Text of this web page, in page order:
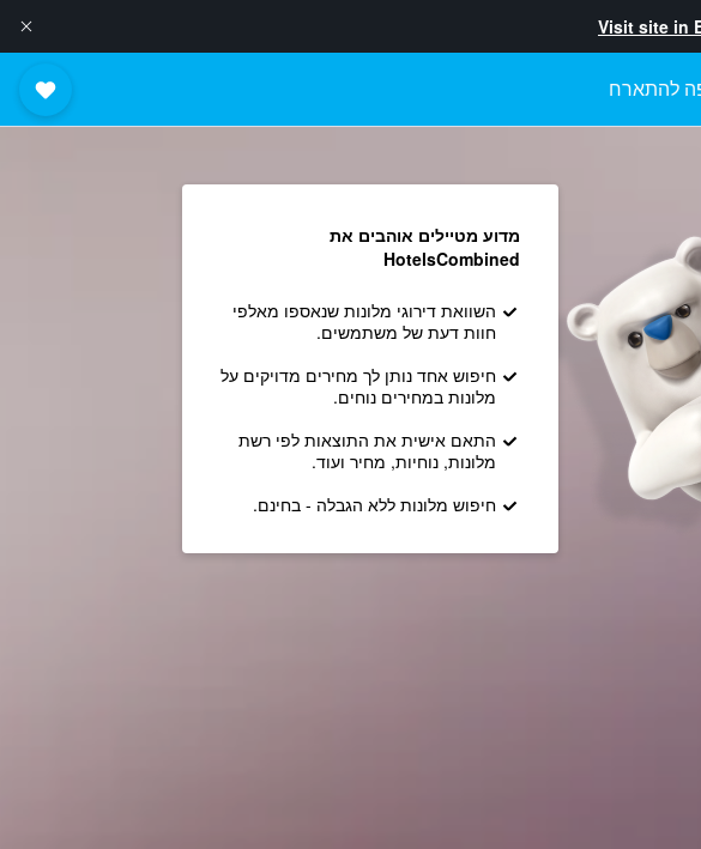
Visit site in
להתארח
מדוע מטיילים אוהבים את
HotelsCombined
השוואת דירוגי מלונות שנאספו מאלפי
חוות דעת של משתמשים.
חיפוש אחד נותן לך מחירים מדויקים על
מלונות במחירים נוחים.
התאם אישית את התוצאות לפי רשת
מלונות, נוחיות, מחיר ועוד.
חיפוש מלונות ללא הגבלה - בחינם.